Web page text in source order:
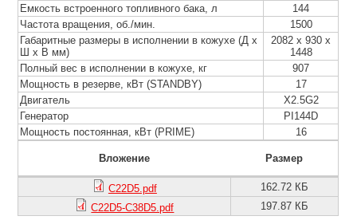
Емкость встроенного топливного бака, л
144
Частота вращения, об./мин.
1500
Габаритные размеры в исполнении в кожухе (Д х
Ш х В мм)
2082 х 930 х
1448
Полный вес в исполнении в кожухе, кг
907
Мощность в резерве, кВт (STANDBY)
17
Двигатель
X2.5G2
Генератор
PI144D
Мощность постоянная, кВт (PRIME)
16
Вложение Размер
C22D5.pdf
162.72 КБ
C22D5-C38D5.pdf
197.87 КБ